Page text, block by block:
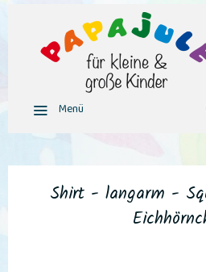
Menü
Shirt - langarm -